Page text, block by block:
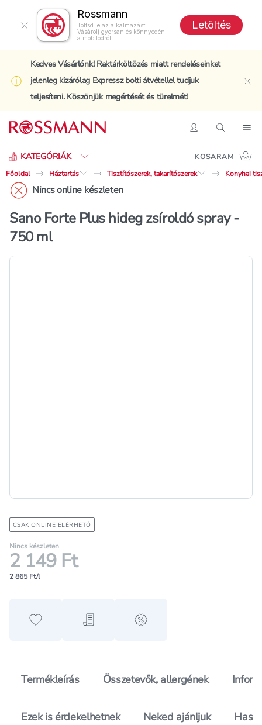
Rossmann
Töltsd le az alkalmazást!
Vásárolj gyorsan és könnyedén
a mobilodról!
Letöltés
Kedves Vásárlónk! Raktárköltözés miatt rendeléseinket
jelenleg kizárólag Expressz bolti átvételleltudjuk
teljesíteni. Köszönjük megértését és türelmét!
BelépésKeresés
KATEGÓRIÁK
Keresés
KOSARAM
Főoldal
Háztartás Tisztítószerek, takarítószerek Konyhai
Nincs online készleten
Sano Forte Plus hideg zsíroldó spray -
750 ml
CSAK ONLINE ELÉRHETŐ
Nincs készleten
2 149 Ft
2 865 Ft/l
Hozzáadás a kedvencekhez
Hozzáadás a bevásárló listához
alert when on sale
Termékleírás Összetevők, allergének
Ezek is érdekelhetnek Neked ajánljuk